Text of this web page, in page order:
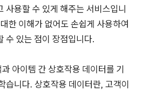
사용할 수 있게 해주는 서비스입니
한 이해가 없어도 손쉽게 사용하여
수 있는 점이 장점입니다.
아이템 간 상호작용 데이터를 기
습니다. 상호작용 데이터란, 고객이